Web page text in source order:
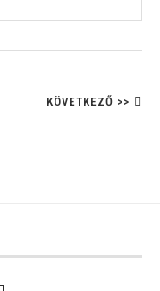
KÖVETKEZŐ >>